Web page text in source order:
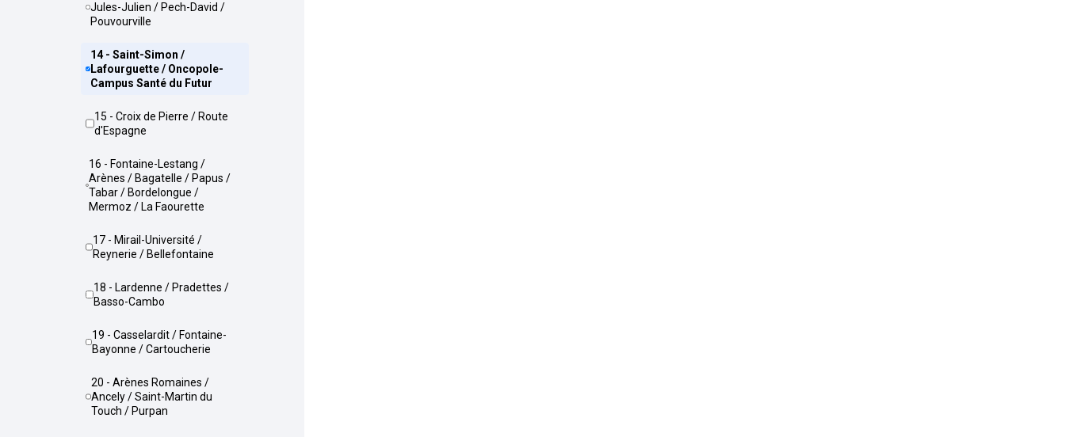
Jules-Julien / Pech-David /
Pouvourville
14 - Saint-Simon /
Lafourguette / Oncopole-
Campus Santé du Futur
15 - Croix de Pierre / Route
d'Espagne
16 - Fontaine-Lestang /
Arènes / Bagatelle / Papus /
Tabar / Bordelongue /
Mermoz / La Faourette
17 - Mirail-Université /
Reynerie / Bellefontaine
18 - Lardenne / Pradettes /
Basso-Cambo
19 - Casselardit / Fontaine-
Bayonne / Cartoucherie
20 - Arènes Romaines /
Ancely / Saint-Martin du
Touch / Purpan